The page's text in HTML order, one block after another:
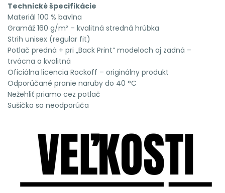
Technické špecifikácie
Materiál 100 % bavlna
Gramáž 160 g/m² – kvalitná stredná hrúbka
Strih unisex (regular fit)
Potlač predná + pri „Back Print“ modeloch aj zadná –
trvácna a kvalitná
Oficiálna licencia Rockoff – originálny produkt
Odporúčané pranie naruby do 40 °C
Nežehliť priamo cez potlač
Sušička sa neodporúča